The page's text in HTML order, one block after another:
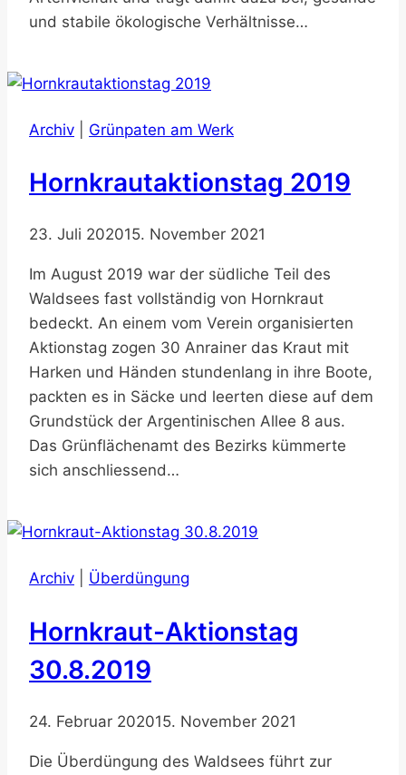
und stabile ökologische Verhältnisse…
Archiv Grünpaten am Werk
Hornkrautaktionstag 2019
23. Juli 202015. November 2021
Im August 2019 war der südliche Teil des
Waldsees fast vollständig von Hornkraut
bedeckt. An einem vom Verein organisierten
Aktionstag zogen 30 Anrainer das Kraut mit
Harken und Händen stundenlang in ihre Boote,
packten es in Säcke und leerten diese auf dem
Grundstück der Argentinischen Allee 8 aus.
Das Grünflächenamt des Bezirks kümmerte
sich anschliessend…
Archiv Überdüngung
Hornkraut-Aktionstag
30.8.2019
24. Februar 202015. November 2021
Die Überdüngung des Waldsees führt zur